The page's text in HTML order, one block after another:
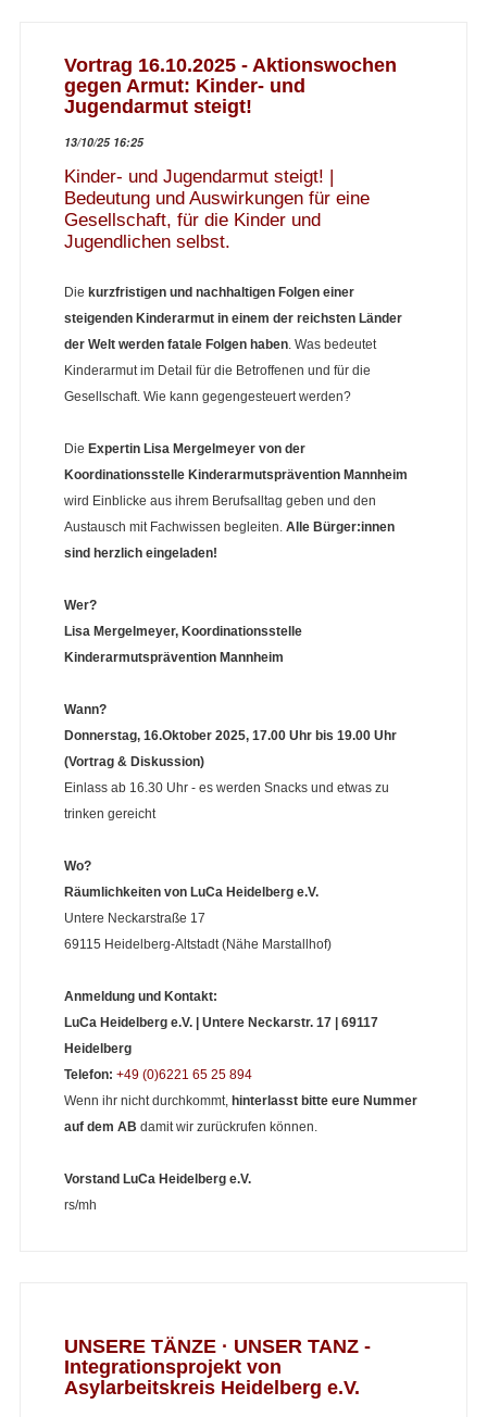
Vortrag 16.10.2025 - Aktionswochen
gegen Armut: Kinder- und
Jugendarmut steigt!
13/10/25 16:25
Kinder- und Jugendarmut steigt! |
Bedeutung und Auswirkungen für eine
Gesellschaft, für die Kinder und
Jugendlichen selbst.
Die kurzfristigen und nachhaltigen Folgen einer
steigenden Kinderarmut in einem der reichsten Länder
der Welt werden fatale Folgen haben. Was bedeutet
Kinderarmut im Detail für die Betroffenen und für die
Gesellschaft. Wie kann gegengesteuert werden?
Die Expertin Lisa Mergelmeyer von der
Koordinationsstelle Kinderarmutsprävention Mannheim
wird Einblicke aus ihrem Berufsalltag geben und den
Austausch mit Fachwissen begleiten. Alle Bürger:innen
sind herzlich eingeladen!
Wer?
Lisa Mergelmeyer, Koordinationsstelle
Kinderarmutsprävention Mannheim
Wann?
Donnerstag, 16.Oktober 2025, 17.00 Uhr bis 19.00 Uhr
(Vortrag & Diskussion)
Einlass ab 16.30 Uhr - es werden Snacks und etwas zu
trinken gereicht
Wo?
Räumlichkeiten von LuCa Heidelberg e.V.
Untere Neckarstraße 17
69115 Heidelberg-Altstadt (Nähe Marstallhof)
Anmeldung und Kontakt:
LuCa Heidelberg e.V. | Untere Neckarstr. 17 | 69117
Heidelberg
Telefon: +49 (0)6221 65 25 894
Wenn ihr nicht durchkommt, hinterlasst bitte eure Nummer
auf dem AB damit wir zurückrufen können.
Vorstand LuCa Heidelberg e.V.
rs/mh
UNSERE TÄNZE · UNSER TANZ -
Integrationsprojekt von
Asylarbeitskreis Heidelberg e.V.